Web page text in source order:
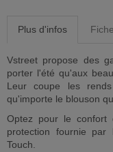
Plus d'infos
Vstreet propose des
porter l'été qu'aux
Leur coupe les
qu'importe le blouson
Optez pour le confort
protection fournie
Touch.